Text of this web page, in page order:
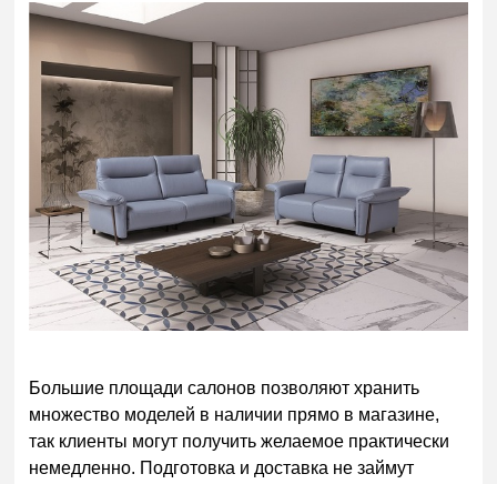
Большие площади салонов позволяют хранить
множество моделей в наличии прямо в магазине,
так клиенты могут получить желаемое практически
немедленно. Подготовка и доставка не займут